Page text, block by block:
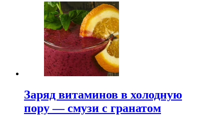
Заряд витаминов в холодную
пору — смузи с гранатом